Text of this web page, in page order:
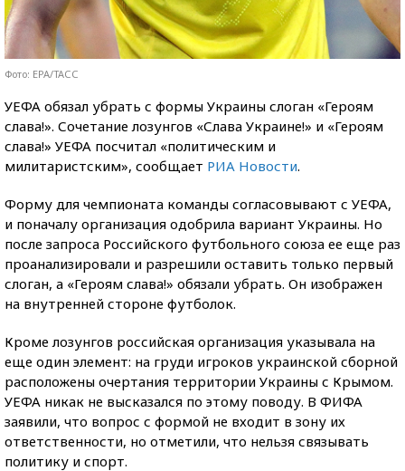
Фото: EPA/ТАСС
УЕФА обязал убрать с формы Украины слоган «Героям
слава!». Сочетание лозунгов «Слава Украине!» и «Героям
слава!» УЕФА посчитал «политическим и
милитаристским», сообщает РИА Новости.
Форму для чемпионата команды согласовывают с УЕФА,
и поначалу организация одобрила вариант Украины. Но
после запроса Российского футбольного союза ее еще раз
проанализировали и разрешили оставить только первый
слоган, а «Героям слава!» обязали убрать. Он изображен
на внутренней стороне футболок.
Кроме лозунгов российская организация указывала на
еще один элемент: на груди игроков украинской сборной
расположены очертания территории Украины с Крымом.
УЕФА никак не высказался по этому поводу. В ФИФА
заявили, что вопрос с формой не входит в зону их
ответственности, но отметили, что нельзя связывать
политику и спорт.